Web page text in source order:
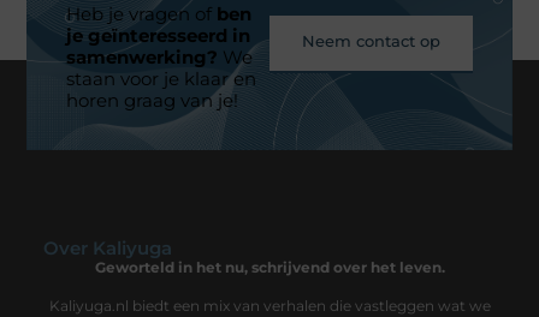
Heb je vragen ofben
je geïnteresseerd in
samenwerking? We
staan voor je klaar en
horen graag van je!
Neem contact op
Over Kaliyuga
Geworteld in het nu, schrijvend over het leven.
Kaliyuga.nl biedt een mix van verhalen die vastleggen wat we